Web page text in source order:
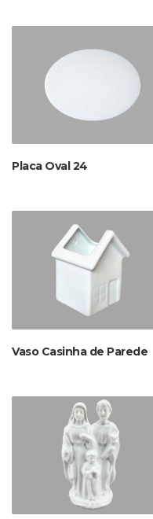
Placa Oval 24
Vaso Casinha de Parede